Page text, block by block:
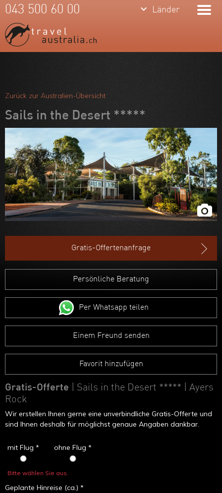
Team
Über uns
Feedbacks
Kontakt
ARVB
keyboard_arrow_down Länder
043 500 60 00
Zurück zur Australien-Übersicht
Sails in the Desert *****
Gratis-Offertenanfrage
Persönliche Beratung
Per Whatsapp teilen
Einem Freund senden
Favorit hinzufügen
Gratis-Offerte | Sails in the Desert *****
| Ayers
Rock
Wir erstellen Ihnen gerne eine unverbindliche Gratis-Offerte und
sind Ihnen deshalb für möglichst genaue Angaben dankbar.
mit Flug * ohne Flug *
Bitte wählen Sie aus.
Geplante Hinreise (ca.) *